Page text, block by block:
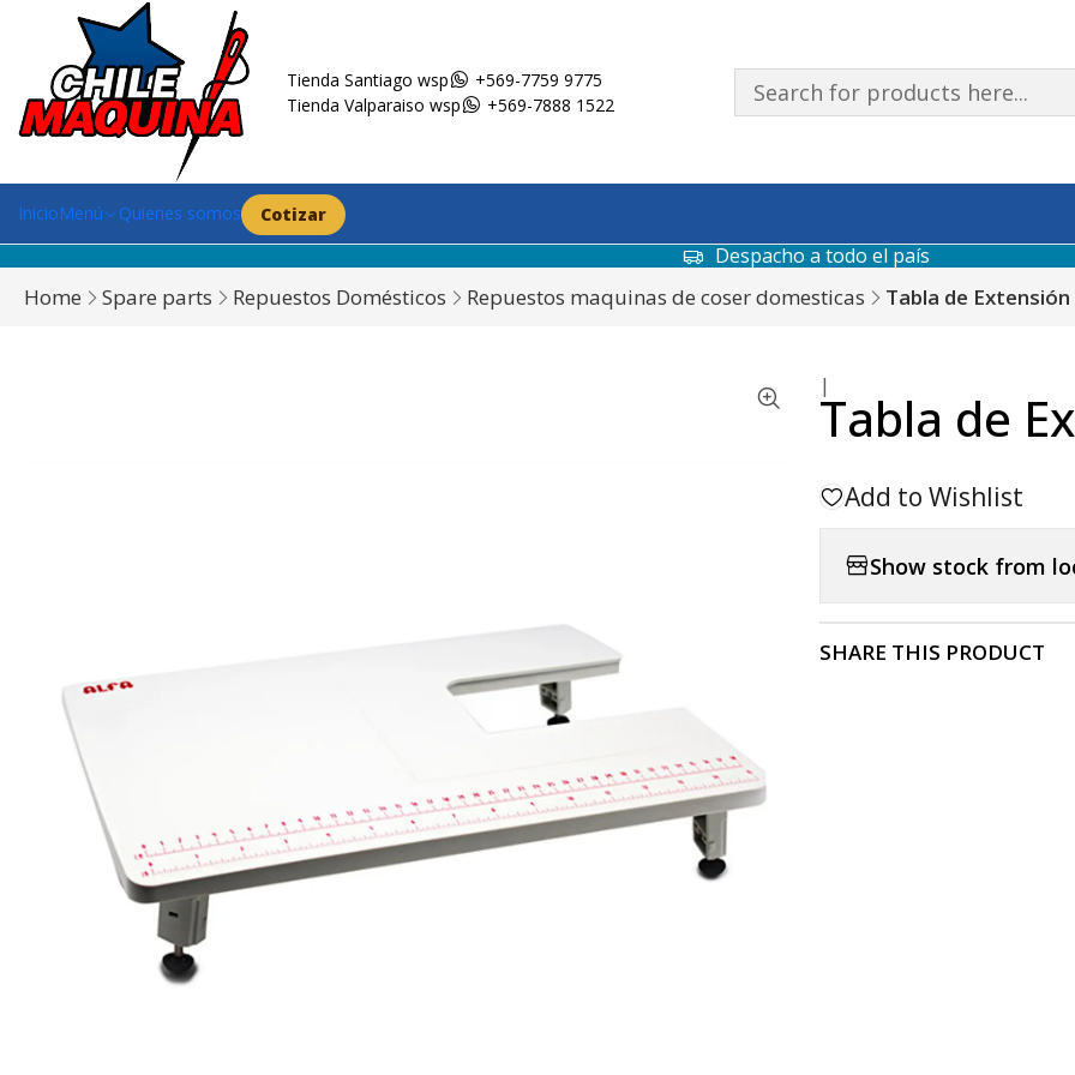
Tienda Santiago wsp
+569-7759 9775
Tienda Valparaiso wsp
+569-7888 1522
InicioMenú Quienes somos Cotizar
Despacho a todo el país
Home Spare parts Repuestos Domésticos Repuestos maquinas de coser domesticas Tabla de
|
Tabla de
Add to Wishlist
Show stock from
SHARE THIS PRODUCT